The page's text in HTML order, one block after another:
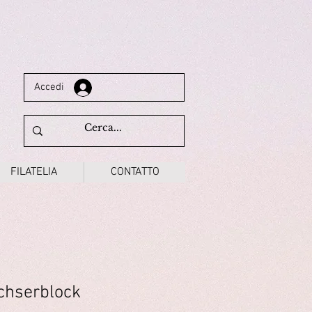
Accedi
FILATELIA CONTATTO